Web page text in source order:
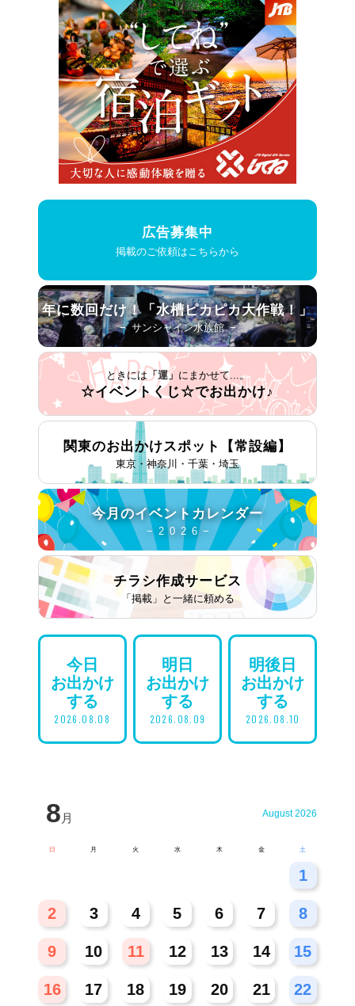
広告募集中
掲載のご依頼はこちらから
年に数回だけ！ 「水槽ピカピカ大作戦！」
− サンシャイン水族館 −
ときには 「運」 にまかせて...。
☆イベントくじ☆でお出かけ♪
関東のお出かけスポット 【常設編】
東京・神奈川・千葉・埼玉
今月のイベントカレンダー
− 2 0 2 6 −
チラシ作成サービス
「掲載」と一緒に頼める
今日
お出かけ
する
2026.08.08
明日
お出かけ
する
2026.08.09
明後日
お出かけ
する
2026.08.10
8 月 August 2026
日 月 火 水 木 金 土
1
2 3 4 5 6 7 8
9 10 11 12 13 14 15
16 17 18 19 20 21 22